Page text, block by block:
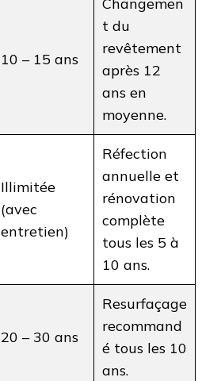
10 – 15 ans
Changemen
t du
revêtement
après 12
ans en
moyenne.
Illimitée
(avec
entretien)
Réfection
annuelle et
rénovation
complète
tous les 5 à
10 ans.
20 – 30 ans
Resurfaçage
recommand
é tous les 10
ans.